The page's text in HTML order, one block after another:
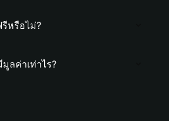
หรือไม่?
ลค่าเท่าไร?